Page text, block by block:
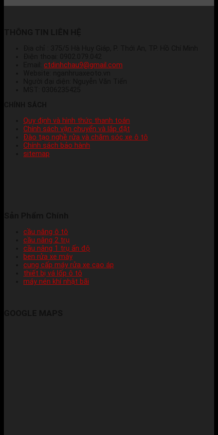
ctdinhchau9@gmail.com
Quy định và hình thức thanh toán
Chính sách vận chuyển và lắp đặt
Đào tạo nghề rửa và chăm sóc xe ô tô
Chính sách bảo hành
sitemap
cầu nâng ô tô
cầu nâng 2 trụ
cầu nâng 1 trụ ấn độ
ben rửa xe máy
cung cấp máy rửa xe cao áp
thiết bị vá lốp ô tô
máy nén khí nhật bãi